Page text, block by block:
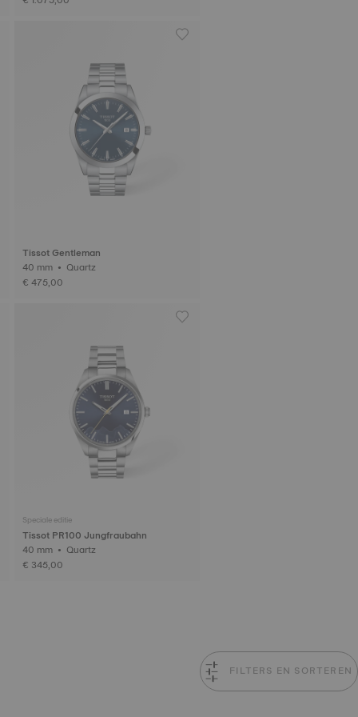
Tissot Gentleman
40 mm • Quartz
€ 475,00
Speciale editie
Tissot PR100 Jungfraubahn
40 mm • Quartz
€ 345,00
FILTERS EN SORTEREN